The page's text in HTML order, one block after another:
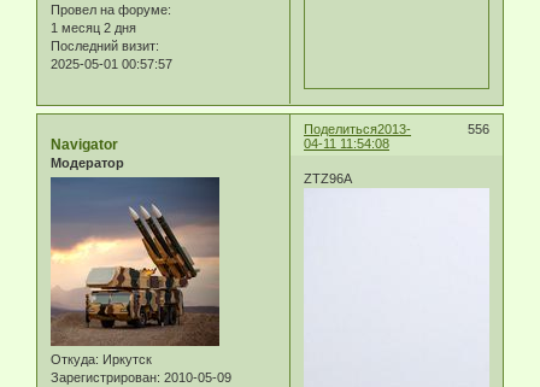
Провел на форуме:
1 месяц 2 дня
Последний визит:
2025-05-01 00:57:57
Поделиться 556
2013-
04-11 11:54:08
Navigator
Модератор
Откуда: Иркутск
Зарегистрирован: 2010-05-09
ZTZ96A